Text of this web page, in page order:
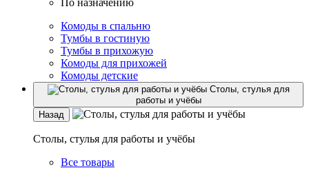
По назначению
Комоды в спальню
Тумбы в гостиную
Тумбы в прихожую
Комоды для прихожей
Комоды детские
Столы, стулья для
работы и учёбы
Назад
Столы, стулья для работы и учёбы
Все товары